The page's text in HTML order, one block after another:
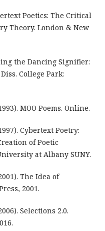
Poetics: The Critical
Theory. London & New
the Dancing Signifier:
College Park:
MOO Poems. Online.
Cybertext Poetry:
of Poetic
at Albany SUNY.
The Idea of
2001.
Selections 2.0.